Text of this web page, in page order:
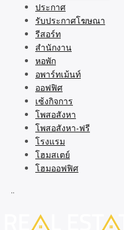
ประกาศ
รับประกาศโฆษณา
รีสอร์ท
สำนักงาน
หอพัก
อพาร์ทเม้นท์
ออฟฟิศ
เซ้งกิจการ
โพสอสังหา
โพสอสังหา-ฟรี
โรงแรม
โฮมสเตย์
โฮมออฟฟิศ
..